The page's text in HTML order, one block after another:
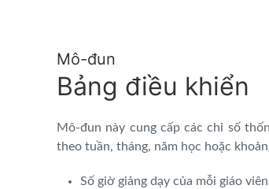
Mô-đun
Bảng điều khiển
Mô-đun này cung cấp các chỉ số
theo tuần, tháng, năm học hoặc
Số giờ giảng dạy của mỗi giáo